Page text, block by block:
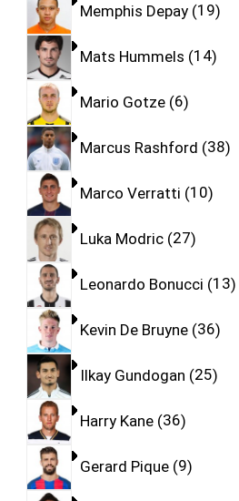
Memphis Depay 19
Mats Hummels 14
Mario Gotze 6
Marcus Rashford 38
Marco Verratti 10
Luka Modric 27
Leonardo Bonucci 13
Kevin De Bruyne 36
Ilkay Gundogan 25
Harry Kane 36
Gerard Pique 9